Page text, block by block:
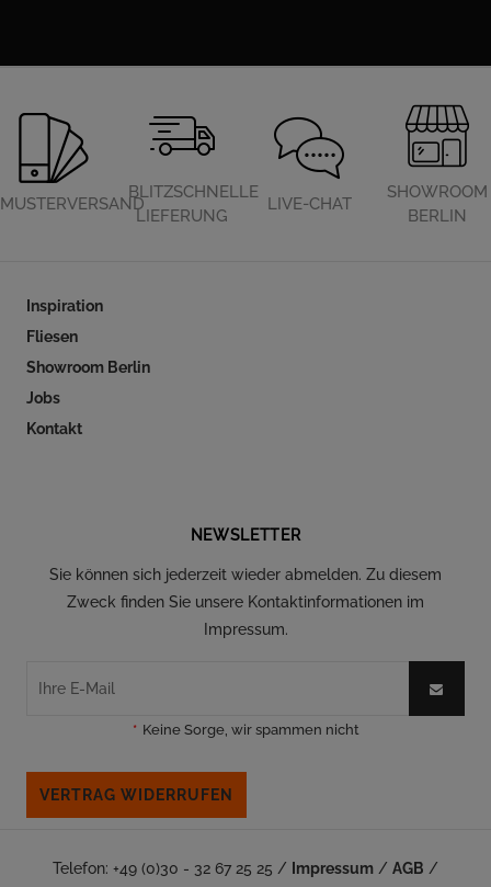
MUSTERVERSAND
BLITZSCHNELLE
LIEFERUNG
LIVE-CHAT
SHOWROOM
BERLIN
Inspiration
Fliesen
Showroom Berlin
Jobs
Kontakt
NEWSLETTER
Sie können sich jederzeit wieder abmelden. Zu diesem
Zweck finden Sie unsere Kontaktinformationen im
Impressum.
* Keine Sorge, wir spammen nicht
VERTRAG WIDERRUFEN
Telefon: +49 (0)30 - 32 67 25 25 / Impressum / AGB /